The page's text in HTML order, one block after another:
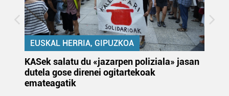
EUSKAL HERRIA, GIPUZKOA
KASek salatu du «jazarpen poliziala» jasan
dutela gose direnei ogitartekoak
emateagatik